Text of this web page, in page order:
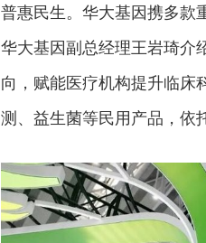
普惠民生。华大基因携多款
华大基因副总经理王岩琦介
向，赋能医疗机构提升临床
测、益生菌等民用产品，依